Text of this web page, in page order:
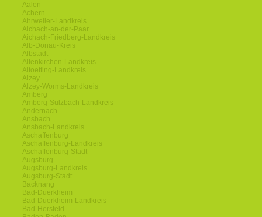
Aalen
Achern
Ahrweiler-Landkreis
Aichach-an-der-Paar
Aichach-Friedberg-Landkreis
Alb-Donau-Kreis
Albstadt
Altenkirchen-Landkreis
Altoetting-Landkreis
Alzey
Alzey-Worms-Landkreis
Amberg
Amberg-Sulzbach-Landkreis
Andernach
Ansbach
Ansbach-Landkreis
Aschaffenburg
Aschaffenburg-Landkreis
Aschaffenburg-Stadt
Augsburg
Augsburg-Landkreis
Augsburg-Stadt
Backnang
Bad-Duerkheim
Bad-Duerkheim-Landkreis
Bad-Hersfeld